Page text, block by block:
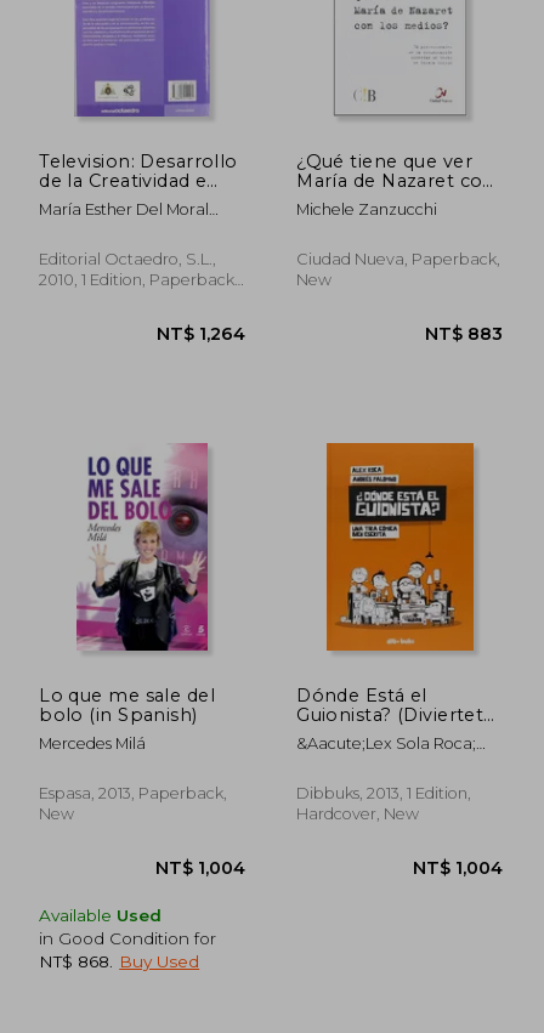
NT$ 866
Television: Desarrollo
de la Creatividad e
Infancia (in Spanish)
María Esther Del Moral
Editorial Octaedro, S.L.,
2010, 1 Edition, Paperback,
¿Qué tiene que ver
María de Nazaret con
los medios? (in
Spanish)
Michele Zanzucchi
Ciudad Nueva, Paperback,
New
Lo que me sale del
bolo (in Spanish)
Mercedes Milá
Espasa, 2013, Paperback,
New
Available Used
in Good Condition for
NT$ 868
Buy Used
Dónde Está el
Guionista? (Diviertete)
(in Spanish)
&Aacute;Lex Sola Roca;
Robles
Dibbuks, 2013, 1 Edition,
Hardcover, New